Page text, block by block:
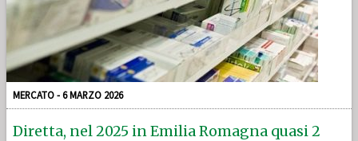
MERCATO - 6 MARZO 2026
Diretta, nel 2025 in Emilia Romagna quasi 2